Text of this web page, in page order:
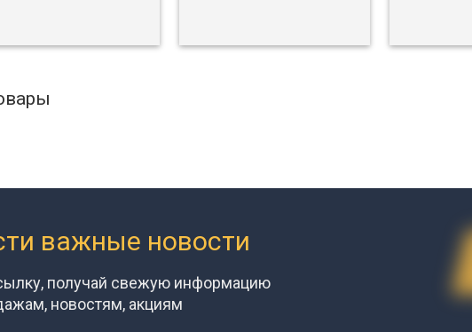
важные новости
получай свежую информацию
новостям, акциям